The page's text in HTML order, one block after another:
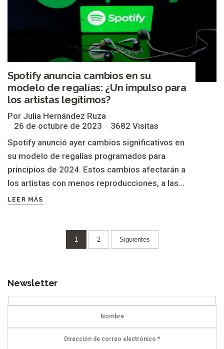
Spotify anuncia cambios en su
modelo de regalías: ¿Un impulso para
los artistas legítimos?
Por Julia Hernández Ruza
26 de octubre de 2023
3682 Visitas
Spotify anunció ayer cambios significativos en
su modelo de regalías programados para
principios de 2024. Estos cambios afectarán a
los artistas con menos reproducciones, a las...
LEER MÁS
Paginación
1 2 Siguientes
Newsletter